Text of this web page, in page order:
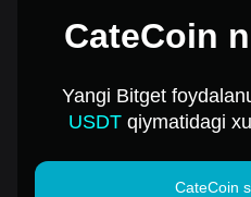
CateCoin
Yangi Bitget
USDTqiymatidagi
CateCoin